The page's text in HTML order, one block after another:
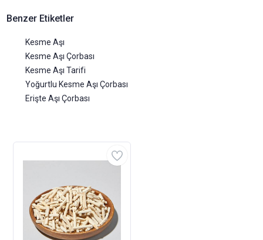
Benzer Etiketler
Kesme Aşı
Kesme Aşı Çorbası
Kesme Aşı Tarifi
Yoğurtlu Kesme Aşı Çorbası
Erişte Aşı Çorbası